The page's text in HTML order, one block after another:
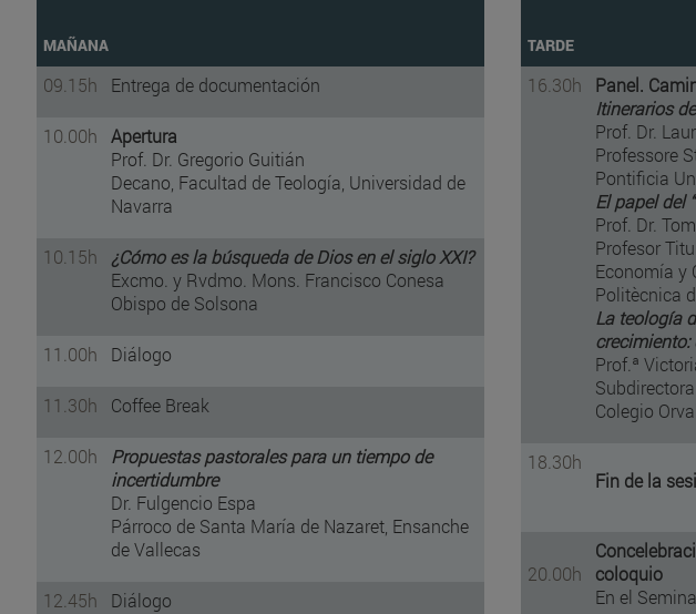
MAÑANA
09.15h Entrega de documentación
10.00h
Apertura
Prof. Dr. Gregorio Guitián
Decano, Facultad de Teología, Universidad de
Navarra
10.15h
¿Cómo es la búsqueda de Dios en el siglo XXI?
Excmo. y Rvdmo. Mons. Francisco Conesa
Obispo de Solsona
11.00h Diálogo
11.30h Coffee Break
12.00h
Propuestas pastorales para un tiempo de
incertidumbre
Dr. Fulgencio Espa
Párroco de Santa María de Nazaret, Ensanche
de Vallecas
12.45h Diálogo
TARDE
16.30h
Panel.
Itinerarios
Prof. Dr.
Professore
Pontificia
El papel del
Prof. Dr.
Profesor
Economía y
Politècnica
La teología
crecimiento:
Prof.ª
Colegio
18.30h
Fin de la
20.00h
coloquio
En el